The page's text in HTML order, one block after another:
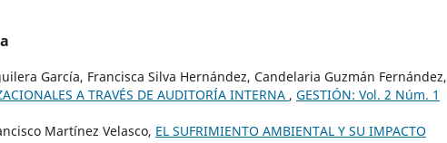
García, Francisca Silva Hernández, Candelaria Guzmán Fernández,
A TRAVÉS DE AUDITORÍA INTERNA , GESTIÓN: Vol. 2 Núm. 1
Martínez Velasco, EL SUFRIMIENTO AMBIENTAL Y SU IMPACTO